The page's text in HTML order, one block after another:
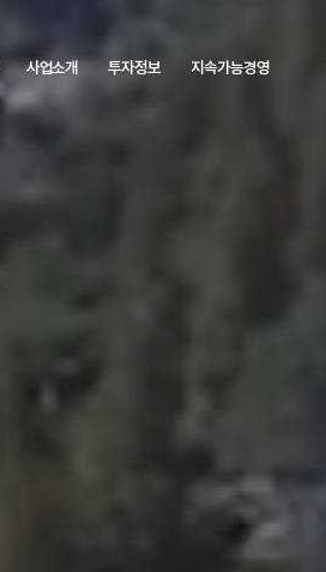
사업소개 투자정보 지속가능경영